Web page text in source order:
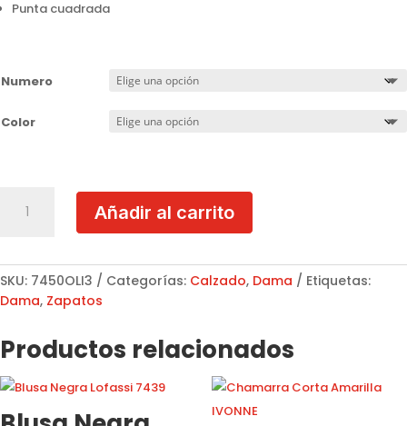
Punta cuadrada
Numero
Color
Plataforma
Añadir al carrito
SKU: 7450OLI3 Categorías: Calzado, Dama
Etiquetas:
Dama, Zapatos
Productos relacionados